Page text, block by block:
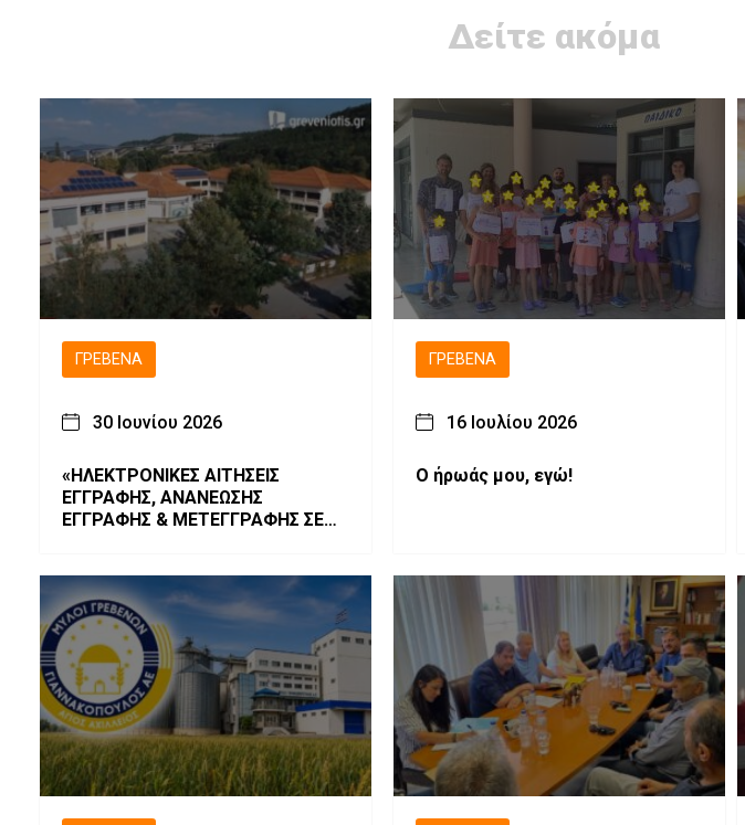
Δείτε ακόμα
ΓΡΕΒΕΝΆ
30 Ιουνίου 2026
«ΗΛΕΚΤΡΟΝΙΚΕΣ ΑΙΤΗΣΕΙΣ
ΕΓΓΡΑΦΗΣ, ΑΝΑΝΕΩΣΗΣ
ΕΓΓΡΑΦΗΣ & ΜΕΤΕΓΓΡΑΦΗΣ ΣΕ
ΓΡΕΒΕΝΆ
16 Ιουλίου 2026
Ο ήρωάς μου, εγώ!